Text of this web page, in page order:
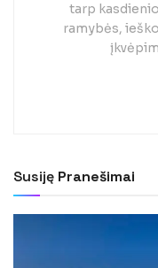
tarp
ramybės,
Susiję Pranešimai